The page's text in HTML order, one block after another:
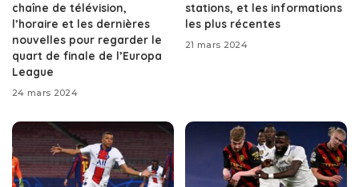
chaîne de télévision,
l’horaire et les dernières
nouvelles pour regarder le
quart de finale de l’Europa
League
24 mars 2024
stations, et les informations
les plus récentes
21 mars 2024